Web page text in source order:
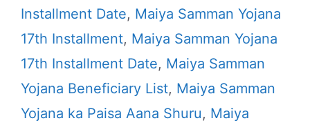
Installment Date, Maiya Samman Yojana
17th Installment, Maiya Samman Yojana
17th Installment Date, Maiya Samman
Yojana Beneficiary List, Maiya Samman
Yojana ka Paisa Aana Shuru, Maiya